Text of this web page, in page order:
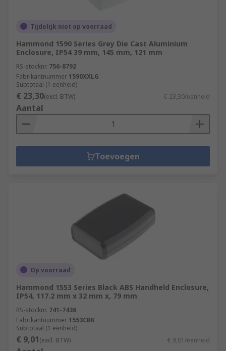
Tijdelijk niet op voorraad
Hammond 1590 Series Grey Die Cast Aluminium
Enclosure, IP54 39 mm, 145 mm, 121 mm
RS-stocknr. 756-8792
Fabrikantnummer 1590XXLG
Subtotaal (1 eenheid)
€ 23,30(excl. BTW) € 23,30/eenheid
Aantal
Toevoegen
Op voorraad
Hammond 1553 Series Black ABS Handheld Enclosure,
IP54, 117.2 mm x 32 mm x, 79 mm
RS-stocknr. 741-7436
Fabrikantnummer 1553CBK
Subtotaal (1 eenheid)
€ 9,01(excl. BTW) € 9,01/eenheid